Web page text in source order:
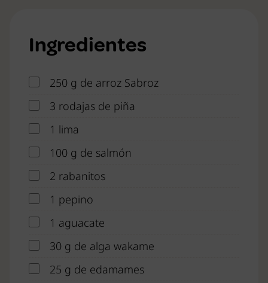
Ingredientes
250 g de arroz Sabroz
3 rodajas de piña
1 lima
100 g de salmón
2 rabanitos
1 pepino
1 aguacate
30 g de alga wakame
25 g de edamames